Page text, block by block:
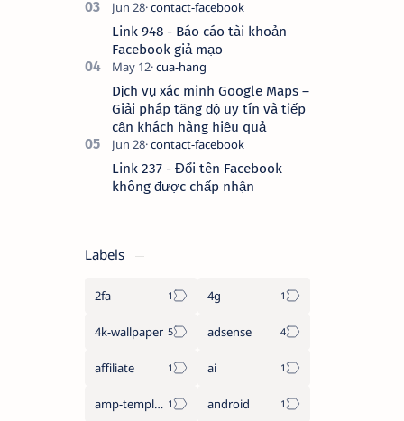
Link 948 - Báo cáo tài khoản
Facebook giả mạo
Dịch vụ xác minh Google Maps –
Giải pháp tăng độ uy tín và tiếp
cận khách hàng hiệu quả
Link 237 - Đổi tên Facebook
không được chấp nhận
Labels
2fa 4g
4k-wallpaper adsense
affiliate ai
amp-template android